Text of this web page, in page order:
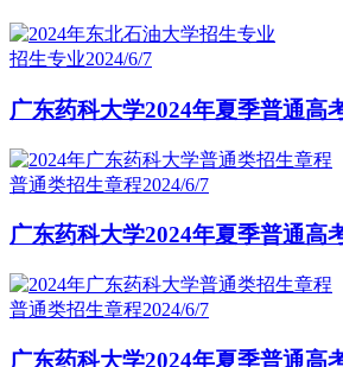
招生专业2024/6/7
广东药科大学2024年夏季普通高
普通类招生章程2024/6/7
广东药科大学2024年夏季普通高
普通类招生章程2024/6/7
广东药科大学2024年夏季普通高